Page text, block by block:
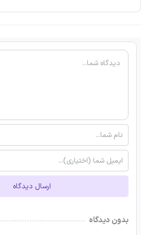
ارسال دیدگاه
بدون دیدگاه